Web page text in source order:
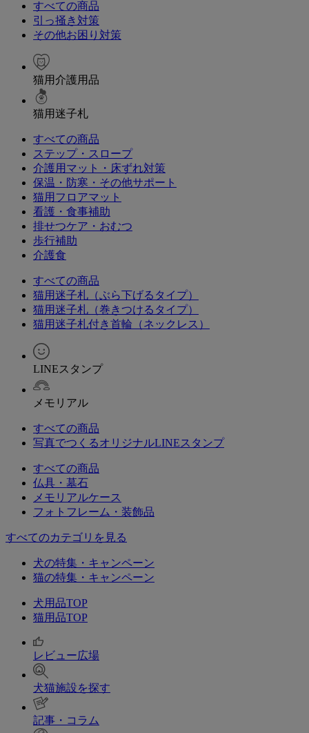
すべての商品
引っ掻き対策
その他お困り対策
猫用介護用品
猫用迷子札
すべての商品
ステップ・スロープ
介護用マット・床ずれ対策
保温・防寒・その他サポート
猫用フロアマット
看護・食事補助
排せつケア・おむつ
歩行補助
介護食
すべての商品
猫用迷子札（ぶら下げるタイプ）
猫用迷子札（巻きつけるタイプ）
猫用迷子札付き首輪（ネックレス）
LINEスタンプ
メモリアル
すべての商品
写真でつくるオリジナルLINEスタンプ
すべての商品
仏具・墓石
メモリアルケース
フォトフレーム・装飾品
すべてのカテゴリを見る
犬の特集・キャンペーン
猫の特集・キャンペーン
犬用品TOP
猫用品TOP
レビュー広場
犬猫施設を探す
記事・コラム